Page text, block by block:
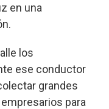
en una
los
ese conductor
grandes
para